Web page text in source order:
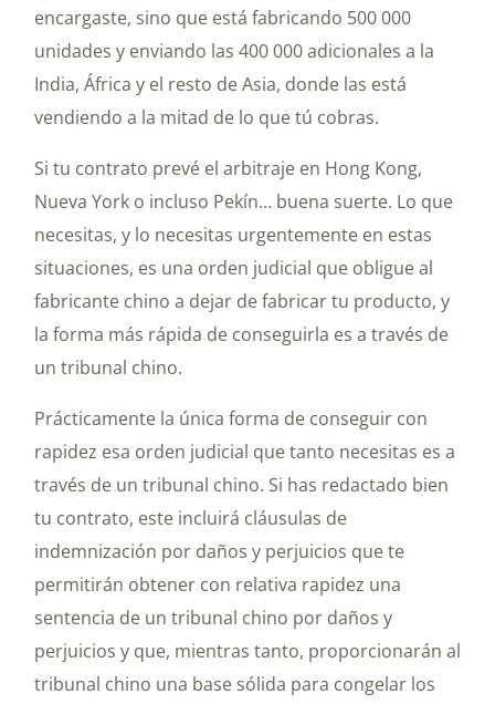
encargaste, sino que está fabricando 500 000
unidades y enviando las 400 000 adicionales a la
India, África y el resto de Asia, donde las está
vendiendo a la mitad de lo que tú cobras.
Si tu contrato prevé el arbitraje en Hong Kong,
Nueva York o incluso Pekín... buena suerte. Lo que
necesitas, y lo necesitas urgentemente en estas
situaciones, es una orden judicial que obligue al
fabricante chino a dejar de fabricar tu producto, y
la forma más rápida de conseguirla es a través de
un tribunal chino.
Prácticamente la única forma de conseguir con
rapidez esa orden judicial que tanto necesitas es a
través de un tribunal chino. Si has redactado bien
tu contrato, este incluirá cláusulas de
indemnización por daños y perjuicios que te
permitirán obtener con relativa rapidez una
sentencia de un tribunal chino por daños y
perjuicios y que, mientras tanto, proporcionarán al
tribunal chino una base sólida para congelar los